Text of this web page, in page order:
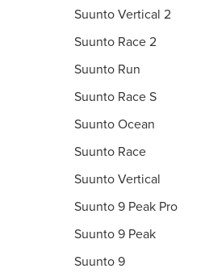
Suunto Vertical 2
Suunto Race 2
Suunto Run
Suunto Race S
Suunto Ocean
Suunto Race
Suunto Vertical
Suunto 9 Peak Pro
Suunto 9 Peak
Suunto 9